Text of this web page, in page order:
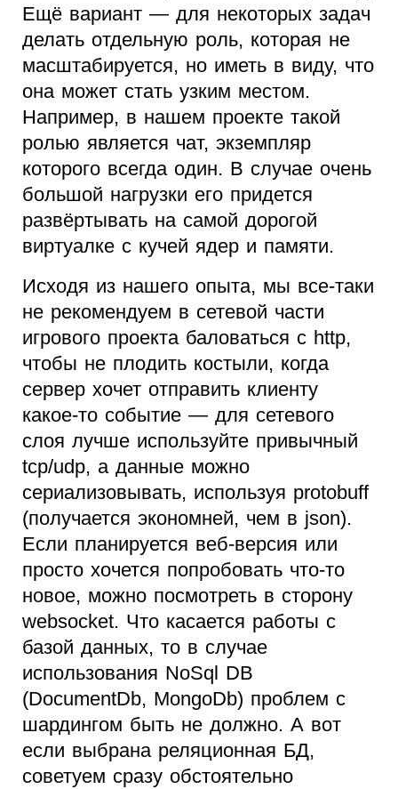
Ещё вариант — для некоторых задач
делать отдельную роль, которая не
масштабируется, но иметь в виду, что
она может стать узким местом.
Например, в нашем проекте такой
ролью является чат, экземпляр
которого всегда один. В случае очень
большой нагрузки его придется
развёртывать на самой дорогой
виртуалке с кучей ядер и памяти.
Исходя из нашего опыта, мы все-таки
не рекомендуем в сетевой части
игрового проекта баловаться с http,
чтобы не плодить костыли, когда
сервер хочет отправить клиенту
какое-то событие — для сетевого
слоя лучше используйте привычный
tcp/udp, а данные можно
сериализовывать, используя protobuff
(получается экономней, чем в json).
Если планируется веб-версия или
просто хочется попробовать что-то
новое, можно посмотреть в сторону
websocket. Что касается работы с
базой данных, то в случае
использования NoSql DB
(DocumentDb, MongoDb) проблем с
шардингом быть не должно. А вот
если выбрана реляционная БД,
советуем сразу обстоятельно